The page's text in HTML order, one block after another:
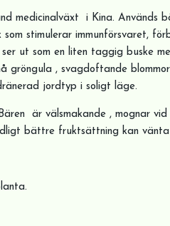
medicinalväxt i Kina. Används
stimulerar immunförsvaret,
ut som en liten taggig buske
gröngula , svagdoftande
jordtyp i soligt läge.
är välsmakande , mognar
bättre fruktsättning kan vänta